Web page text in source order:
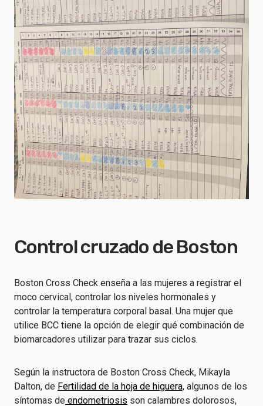
Control cruzado de Boston
Boston Cross Check enseña a las mujeres a registrar el
moco cervical, controlar los niveles hormonales y
controlar la temperatura corporal basal. Una mujer que
utilice BCC tiene la opción de elegir qué combinación de
biomarcadores utilizar para trazar sus ciclos.
Según la instructora de Boston Cross Check, Mikayla
Dalton, de Fertilidad de la hoja de higuera, algunos de los
síntomas de endometriosis son calambres dolorosos,